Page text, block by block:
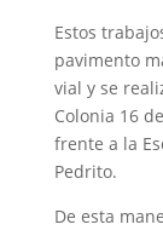
Estos
pavimento
vial y se
Colonia 16
frente a la
Pedrito.
De esta